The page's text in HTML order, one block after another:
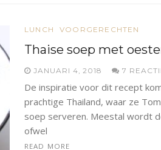
LUNCH VOORGERECHTEN
Thaise soep met
JANUARI 4, 2018 7
De inspiratie voor dit recept
prachtige Thailand, waar ze
soep serveren. Meestal wordt
ofwel
READ MORE